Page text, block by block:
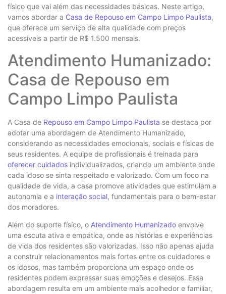
físico que vai além das necessidades básicas. Neste artigo,
vamos abordar a Casa de Repouso em Campo Limpo Paulista,
que oferece um serviço de alta qualidade com preços
acessíveis a partir de R$ 1.500 mensais.
Atendimento Humanizado:
Casa de Repouso em
Campo Limpo Paulista
A Casa de Repouso em Campo Limpo Paulista se destaca por
adotar uma abordagem de Atendimento Humanizado,
considerando as necessidades emocionais, sociais e físicas de
seus residentes. A equipe de profissionais é treinada para
oferecer cuidados individualizados, criando um ambiente onde
cada idoso se sinta respeitado e valorizado. Com um foco na
qualidade de vida, a casa promove atividades que estimulam a
autonomia e a interação social, fundamentais para o bem-estar
dos moradores.
Além do suporte físico, o Atendimento Humanizado envolve
uma escuta ativa e empática, onde as histórias e experiências
de vida dos residentes são valorizadas. Isso não apenas ajuda
a construir relacionamentos mais fortes entre os cuidadores e
os idosos, mas também proporciona um espaço onde os
residentes podem expressar suas emoções e desejos. Essa
abordagem resulta em um ambiente mais acolhedor e familiar,